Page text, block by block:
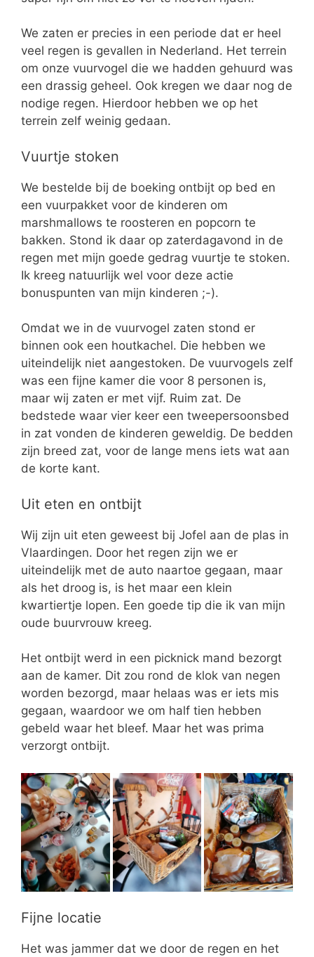
We zaten er precies in een periode dat er heel
veel regen is gevallen in Nederland. Het terrein
om onze vuurvogel die we hadden gehuurd was
een drassig geheel. Ook kregen we daar nog de
nodige regen. Hierdoor hebben we op het
terrein zelf weinig gedaan.
Vuurtje stoken
We bestelde bij de boeking ontbijt op bed en
een vuurpakket voor de kinderen om
marshmallows te roosteren en popcorn te
bakken. Stond ik daar op zaterdagavond in de
regen met mijn goede gedrag vuurtje te stoken.
Ik kreeg natuurlijk wel voor deze actie
bonuspunten van mijn kinderen ;-).
Omdat we in de vuurvogel zaten stond er
binnen ook een houtkachel. Die hebben we
uiteindelijk niet aangestoken. De vuurvogels zelf
was een fijne kamer die voor 8 personen is,
maar wij zaten er met vijf. Ruim zat. De
bedstede waar vier keer een tweepersoonsbed
in zat vonden de kinderen geweldig. De bedden
zijn breed zat, voor de lange mens iets wat aan
de korte kant.
Uit eten en ontbijt
Wij zijn uit eten geweest bij Jofel aan de plas in
Vlaardingen. Door het regen zijn we er
uiteindelijk met de auto naartoe gegaan, maar
als het droog is, is het maar een klein
kwartiertje lopen. Een goede tip die ik van mijn
oude buurvrouw kreeg.
Het ontbijt werd in een picknick mand bezorgt
aan de kamer. Dit zou rond de klok van negen
worden bezorgd, maar helaas was er iets mis
gegaan, waardoor we om half tien hebben
gebeld waar het bleef. Maar het was prima
verzorgt ontbijt.
Fijne locatie
Het was jammer dat we door de regen en het